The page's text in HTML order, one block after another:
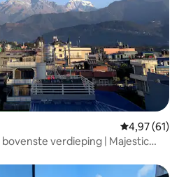
Gemiddelde
4,97 (61)
verdieping | Majestic